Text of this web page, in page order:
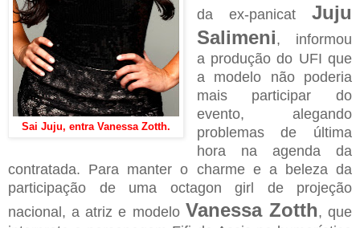
Sai Juju, entra Vanessa Zotth.
da ex-panicat Juju
Salimeni, informou
a produção do UFI que
a modelo não poderia
mais participar do
evento, alegando
problemas de última
hora na agenda da
contratada. Para manter o charme e a beleza da
participação de uma octagon girl de projeção
nacional, a atriz e modelo Vanessa Zotth, que